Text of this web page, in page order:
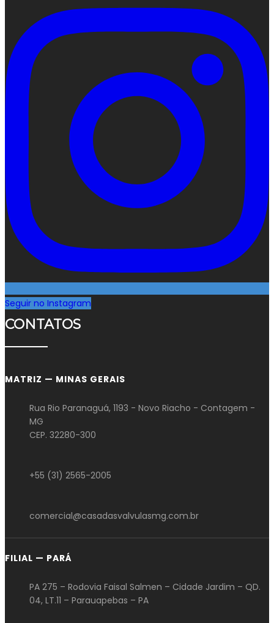
Seguir no Instagram
CONTATOS
MATRIZ — MINAS GERAIS
Rua Rio Paranaguá, 1193 - Novo Riacho - Contagem -
MG
CEP. 32280-300
+55 (31) 2565-2005
comercial@casadasvalvulasmg.com.br
FILIAL — PARÁ
PA 275 – Rodovia Faisal Salmen – Cidade Jardim – QD.
04, LT.11 – Parauapebas – PA